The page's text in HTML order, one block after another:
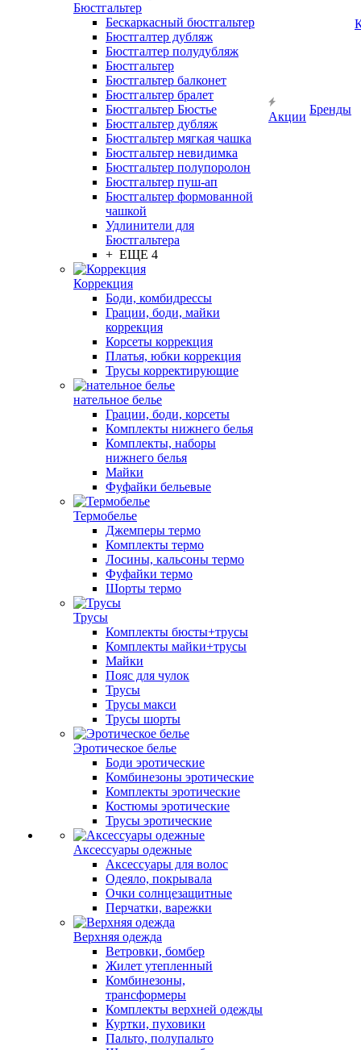
Бюстгальтер
Бескаркасный бюстгальтер
Бюстгалтер дубляж
Бюстгалтер полудубляж
Бюстгальтер
Бюстгальтер балконет
Бюстгальтер бралет
Бюстгальтер Бюстье
Бюстгальтер дубляж
Бюстгальтер мягкая чашка
Бюстгальтер невидимка
Бюстгальтер полупоролон
Бюстгальтер пуш-ап
Бюстгальтер формованной
чашкой
Удлинители для
Бюстгальтера
+ ЕЩЕ 4
Коррекция
Боди, комбидрессы
Грации, боди, майки
коррекция
Корсеты коррекция
Платья, юбки коррекция
Трусы корректирующие
нательное белье
Грации, боди, корсеты
Комплекты нижнего белья
Комплекты, наборы
нижнего белья
Майки
Фуфайки бельевые
Термобелье
Джемперы термо
Комплекты термо
Лосины, кальсоны термо
Фуфайки термо
Шорты термо
Трусы
Комплекты бюсты+трусы
Комплекты майки+трусы
Майки
Пояс для чулок
Трусы
Трусы макси
Трусы шорты
Эротическое белье
Боди эротические
Комбинезоны эротические
Комплекты эротические
Костюмы эротические
Трусы эротические
Аксессуары одежные
Аксессуары для волос
Одеяло, покрывала
Очки солнцезащитные
Перчатки, варежки
Верхняя одежда
Ветровки, бомбер
Жилет утепленный
Комбинезоны,
трансформеры
Комплекты верхней одежды
Куртки, пуховики
Пальто, полупальто
Акции
Бренды